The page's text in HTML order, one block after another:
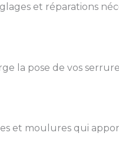
et réparations
la pose de vos
et moulures qui